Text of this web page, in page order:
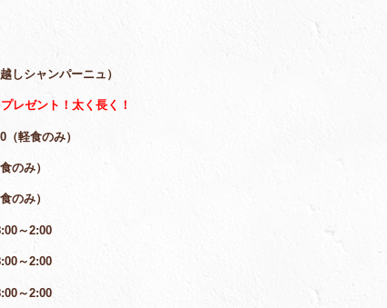
しシャンパーニュ）
レゼント！太く長く！
（軽食のみ）
のみ）
のみ）
～2:00
～2:00
～2:00